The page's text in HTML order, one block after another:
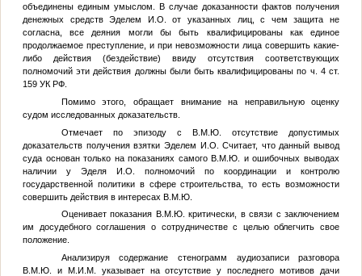
объединены единым умыслом. В случае доказанности фактов получения
денежных средств Эделем И.О. от указанных лиц, с чем защита не
согласна, все деяния могли бы быть квалифицированы как единое
продолжаемое преступление, и при невозможности лица совершить какие-
либо действия (бездействие) ввиду отсутствия соответствующих
полномочий эти действия должны были быть квалифицированы по ч. 4 ст.
159 УК РФ.
Помимо этого, обращает внимание на неправильную оценку
судом исследованных доказательств.
Отмечает по эпизоду сВ.М.Ю.
отсутствие допустимых
доказательств получения взятки Эделем И.О. Считает, что данный вывод
суда основан только на показаниях самогоВ.М.Ю.
и ошибочных выводах
наличии у Эделя И.О. полномочий по координации и контролю
государственной политики в сфере строительства, то есть возможности
совершить действия в интересах В.М.Ю.
Оценивает показания В.М.Ю. критически, в связи с заключением
им досудебного соглашения о сотрудничестве с целью облегчить свое
положение.
Анализируя содержание стенограмм аудиозаписи разговора
В.М.Ю.
и М.И.М.
указывает на отсутствие у последнего мотивов дачи